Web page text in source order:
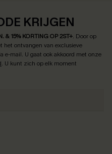
KRIJGEN
& 15% KORTING OP 2ST+. Door op
het ontvangen van exclusieve
e-mail. U gaat ook akkoord met onze
. U kunt zich op elk moment